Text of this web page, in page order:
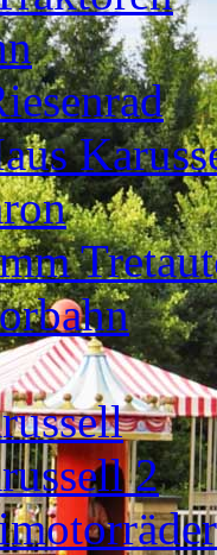
2